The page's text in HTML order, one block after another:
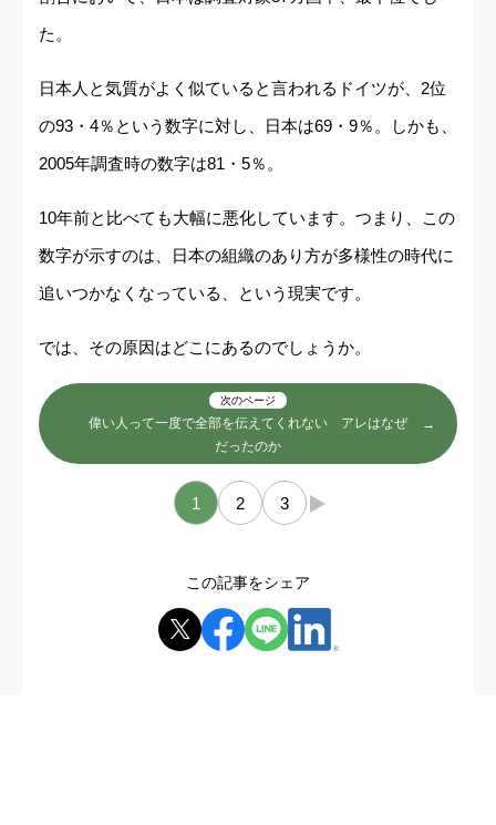
た。
日本人と気質がよく似ていると言われるドイツが、2位
の93・4％という数字に対し、日本は69・9％。しかも、
2005年調査時の数字は81・5％。
10年前と比べても大幅に悪化しています。つまり、この
数字が示すのは、日本の組織のあり方が多様性の時代に
追いつかなくなっている、という現実です。
では、その原因はどこにあるのでしょうか。
次のページ
偉い人って一度で全部を伝えてくれない アレはなぜ
だったのか
1 2 3 →
この記事をシェア